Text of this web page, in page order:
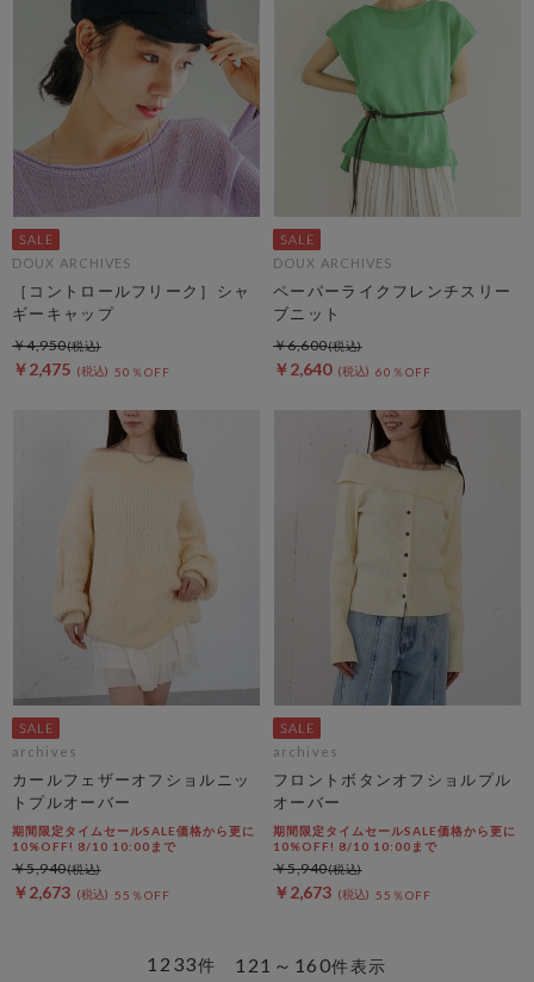
DOUX ARCHIVES
［コントロールフリーク］シャ
ギーキャップ
￥2,475 50％OFF
￥4,950
DOUX ARCHIVES
ペーパーライクフレンチスリー
ブニット
￥2,640 60％OFF
￥6,600
archives
カールフェザーオフショルニッ
トプルオーバー
期間限定タイムセールSALE価格から更に
10%OFF! 8/10 10:00まで
￥2,673 55％OFF
￥5,940
archives
フロントボタンオフショルプル
オーバー
期間限定タイムセールSALE価格から更に
10%OFF! 8/10 10:00まで
￥2,673 55％OFF
￥5,940
121～160件表示
1233件